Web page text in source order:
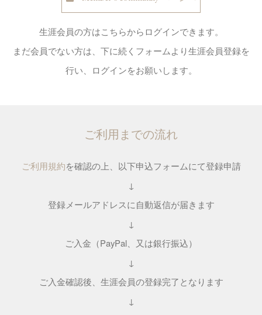
生涯会員の方はこちらからログインできます。
まだ会員でない方は、下に続くフォームより生涯会員登録を
行い、ログインをお願いします。
ご利用までの流れ
ご利用規約を確認の上、以下申込フォームにて登録申請
↓
登録メールアドレスに自動返信が届きます
↓
ご入金（PayPal、又は銀行振込）
↓
ご入金確認後、生涯会員の登録完了となります
↓